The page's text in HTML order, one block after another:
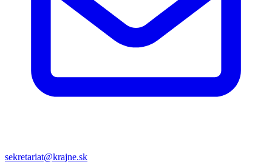
sekretariat@krajne.sk